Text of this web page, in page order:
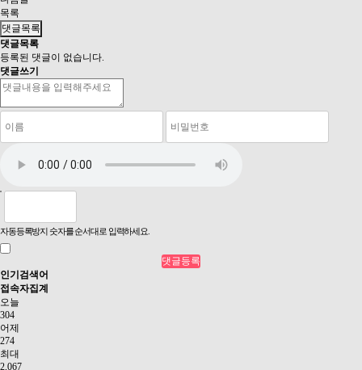
목록
댓글목록
댓글목록
등록된 댓글이 없습니다.
댓글쓰기
자동등록방지 숫자를 순서대로 입력하세요.
인기검색어
접속자집계
오늘
304
어제
274
최대
2,067